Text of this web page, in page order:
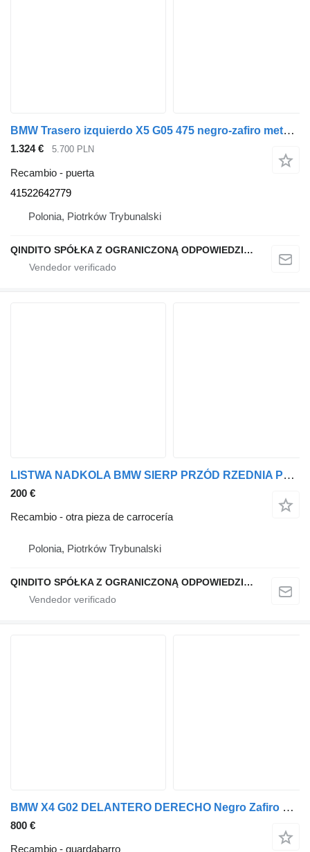
BMW Trasero izquierdo X5 G05 475 negro-zafiro metalizado 41522642779 puerta para BMW X5 G05 coche
1.324 € 5.700 PLN
Recambio - puerta
41522642779
Polonia, Piotrków Trybunalski
QINDITO SPÓŁKA Z OGRANICZONĄ ODPOWIEDZIALNOŚCIĄ
LISTWA NADKOLA BMW SIERP PRZÓD RZEDNIA PRAWA Black Sapphire Metallic 475 para BMW X4 G02 coche
200 €
Recambio - otra pieza de carrocería
Polonia, Piotrków Trybunalski
QINDITO SPÓŁKA Z OGRANICZONĄ ODPOWIEDZIALNOŚCIĄ
BMW X4 G02 DELANTERO DERECHO Negro Zafiro Metálico 475 BMW guardabarro para BMW X4 G02 coche
800 €
Recambio - guardabarro